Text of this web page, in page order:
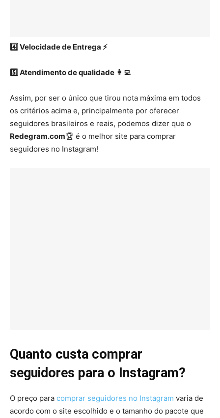
4️⃣ Velocidade de Entrega ⚡
5️⃣ Atendimento de qualidade 👩‍💻
Assim, por ser o único que tirou nota máxima em todos
os critérios acima e, principalmente por oferecer
seguidores brasileiros e reais, podemos dizer que o
Redegram.com🏆 é o melhor site para comprar
seguidores no Instagram!
Quanto custa comprar
seguidores para o Instagram?
O preço para comprar seguidores no Instagram varia de
acordo com o site escolhido e o tamanho do pacote que